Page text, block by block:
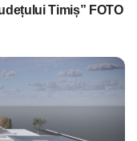
Timiș” FOTO